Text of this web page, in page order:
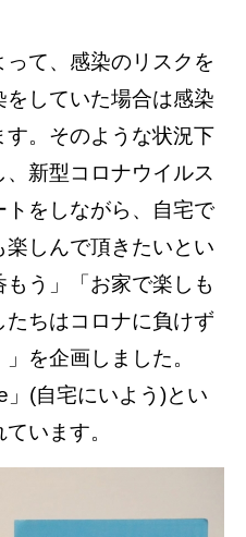
て、感染のリスクを
していた場合は感染
。そのような状況下
新型コロナウイルス
をしながら、自宅で
しんで頂きたいとい
う」「お家で楽しも
たちはコロナに負けず
を企画しました。
(自宅にいよう)とい
います。